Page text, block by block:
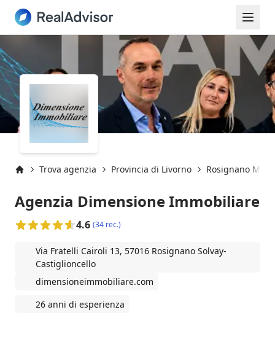
Trova agenzia Provincia di Livorno Rosignano
Agenzia Dimensione Immobiliare
4.6 (34 rec.)
Via Fratelli Cairoli 13, 57016 Rosignano Solvay-
Castiglioncello
dimensioneimmobiliare.com
26 anni di esperienza